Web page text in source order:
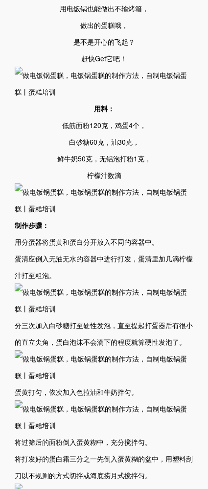
用电饭锅也能做出不输烤箱，
做出的蛋糕哦，
是不是开心的飞起？
赶快Get它吧！
用料：
低筋面粉120克，鸡蛋4个，
白砂糖60克，油30克，
鲜牛奶50克，无铝泡打粉1克，
柠檬汁数滴
制作步骤：
用分蛋器将蛋黄和蛋白分开放入不同的容器中。
蛋清应倒入无油无水的容器中进行打发，蛋清里加几滴柠檬
汁打至粗泡。
分三次加入白砂糖打至硬性发泡，直至提起打蛋器后有很小
的直立尖角，蛋白泡沫不会滴下的程度就算硬性发泡了。
蛋黄打匀，依次加入色拉油和牛奶拌匀。
将过筛后的面粉倒入蛋黄糊中，充分搅拌匀。
将打发好的蛋白霜三分之一先倒入蛋黄糊的盆中，用塑料刮
刀以不规则的方式切拌或海底捞月式搅拌匀。